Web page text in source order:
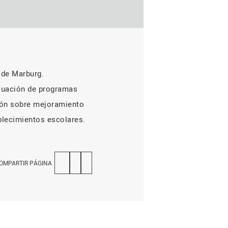
Marburg.
de programas
sobre mejoramiento
escolares.
PÁGINA